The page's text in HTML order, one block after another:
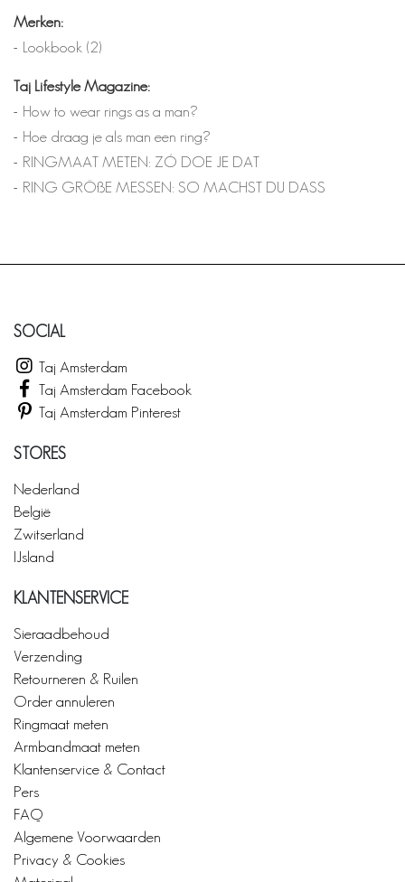
Merken:
Lookbook (2)
Taj Lifestyle Magazine:
How to wear rings as a man?
Hoe draag je als man een ring?
RINGMAAT METEN: ZÓ DOE JE DAT
RING GRÖßE MESSEN: SO MACHST DU DASS
SOCIAL
Taj Amsterdam
Taj Amsterdam Facebook
Taj Amsterdam Pinterest
STORES
Nederland
België
Zwitserland
IJsland
KLANTENSERVICE
Sieraadbehoud
Verzending
Retourneren & Ruilen
Order annuleren
Ringmaat meten
Armbandmaat meten
Klantenservice & Contact
Pers
FAQ
Algemene Voorwaarden
Privacy & Cookies